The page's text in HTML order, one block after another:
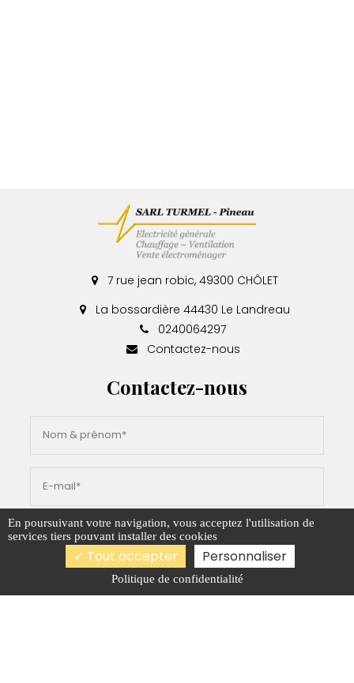
7 rue jean robic, 49300 CHÔLET
La bossardière 44430 Le Landreau
0240064297
Contactez-nous
Contactez-nous
En poursuivant votre navigation, vous acceptez l'utilisation de
services tiers pouvant installer des cookies
Tout accepter Personnaliser
Politique de confidentialité